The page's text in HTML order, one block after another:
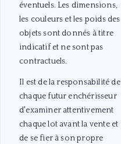
éventuels. Les dimensions,
les couleurs et les poids des
objets sont donnés à titre
indicatif et ne sont pas
contractuels.
Il est de la responsabilité de
chaque futur enchérisseur
d'examiner attentivement
chaque lot avant la vente et
de se fier à son propre